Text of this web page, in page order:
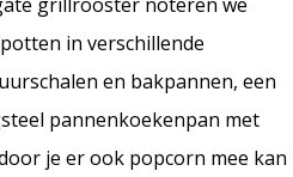
in verschillende
en bakpannen, een
pannenkoekenpan met
je er ook popcorn mee kan